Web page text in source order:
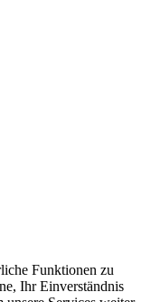
Funktionen zu
Ihr Einverständnis